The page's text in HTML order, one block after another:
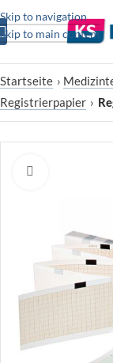
Skip to navigation
Skip to main content
Startseite ›
Registrierpapier ›